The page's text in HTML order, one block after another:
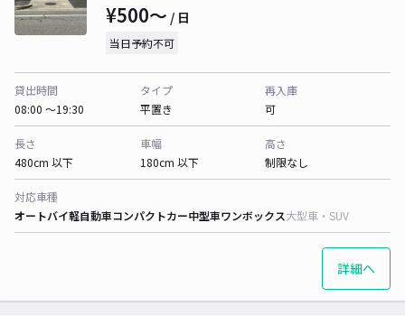
¥500〜 / 日
当日予約不可
貸出時間
08:00 〜19:30
タイプ
平置き
再入庫
可
長さ
480cm 以下
車幅
180cm 以下
高さ
制限なし
対応車種
オートバイ軽自動車コンパクトカー中型車ワンボックス大型車・SUV
詳細へ